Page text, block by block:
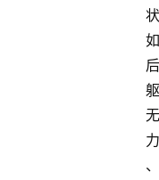
状
如
后
躯
无
力
、